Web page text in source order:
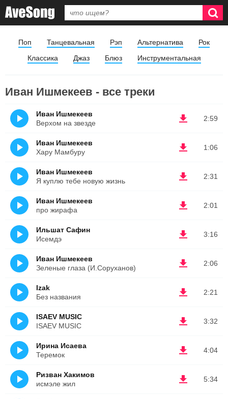
Поп Танцевальная Рэп Альтернатива
Рок
Классика
Джаз Блюз Инструментальная
Иван Ишмекеев - все треки
2:59
Иван Ишмекеев
Верхом на звезде
1:06
Иван Ишмекеев
Хару Мамбуру
2:31
Иван Ишмекеев
Я куплю тебе новую жизнь
2:01
Иван Ишмекеев
про жирафа
3:16
Ильшат Сафин
Исемдэ
2:06
Иван Ишмекеев
Зеленые глаза (И.Соруханов)
2:21
Izak
Без названия
3:32
ISAEV MUSIC
ISAEV MUSIC
4:04
Ирина Исаева
Теремок
5:34
Ризван Хакимов
исмэле жил